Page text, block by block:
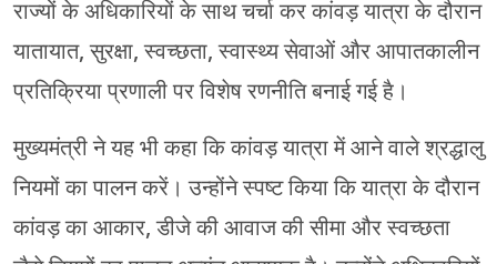
राज्यों के अधिकारियों के साथ चर्चा कर कांवड़ यात्रा के दौरान
यातायात, सुरक्षा, स्वच्छता, स्वास्थ्य सेवाओं और आपातकालीन
प्रतिक्रिया प्रणाली पर विशेष रणनीति बनाई गई है।
मुख्यमंत्री ने यह भी कहा कि कांवड़ यात्रा में आने वाले श्रद्धालु
नियमों का पालन करें। उन्होंने स्पष्ट किया कि यात्रा के दौरान
कांवड़ का आकार, डीजे की आवाज की सीमा और स्वच्छता